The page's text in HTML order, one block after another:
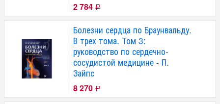
2 784 Р
Болезни сердца по Браунвальду.
В трех тома. Том 3:
руководство по сердечно-
сосудистой медицине - П.
Зайпс
8 270 Р